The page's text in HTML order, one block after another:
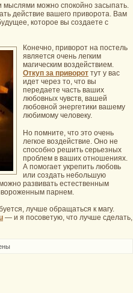
мыслями можно спокойно засыпать.
действие вашего приворота. Вам
которое вы создаете с
Конечно, приворот на постель
является очень легким
магическим воздействием.
Откуп за приворот тут у вас
идет через то, что вы
передаете часть ваших
любовных чувств, вашей
любовной энергетики вашему
любимому человеку.
Но помните, что это очень
легкое воздействие. Оно не
способно решить серьезных
проблем в ваших отношениях.
А помогает укрепить любовь
или создать небольшую
развивать естественным
парнем.
лучше обращаться к магу.
— и я посоветую, что лучше сделать,